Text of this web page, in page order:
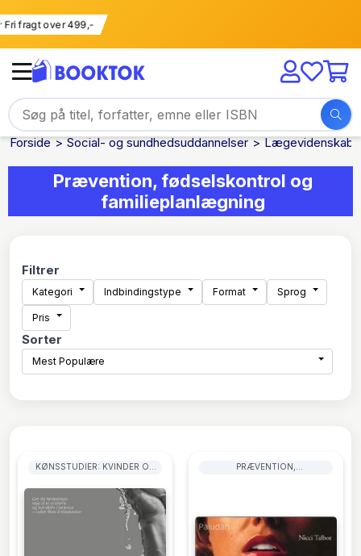
Fri fragt over 499,-
Forside Social- og sundhedsuddannelser Lægevidenskab:
Prævention, fødselskontrol og
familieplanlægning
Filtrer
Kategori Indbindingstype Format Sprog
Pris
Sorter
Mest Populære
KØNSSTUDIER: KVINDER OG
PRÆVENTION,